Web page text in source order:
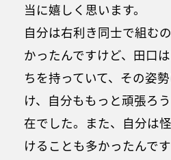
当に嬉しく思います。
自分は右利き同士で組む
かったんですけど、田口
ちを持っていて、その姿
け、自分ももっと頑張ろ
在でした。また、自分は
けることも多かったんで